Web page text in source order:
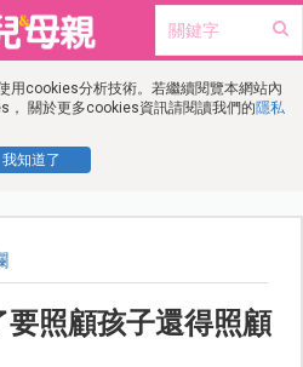
用cookies分析技術。若繼續閱覽本網站內
， 關於更多cookies資訊請閱讀我們的隱私
我知道了
要照顧孩子還得照顧